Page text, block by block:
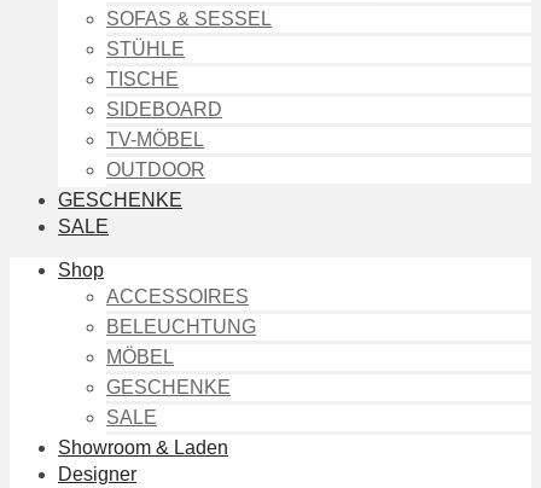
SOFAS & SESSEL
STÜHLE
TISCHE
SIDEBOARD
TV-MÖBEL
OUTDOOR
GESCHENKE
SALE
Shop
ACCESSOIRES
BELEUCHTUNG
MÖBEL
GESCHENKE
SALE
Showroom & Laden
Designer